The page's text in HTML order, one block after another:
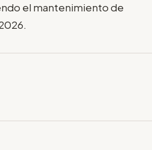
el mantenimiento de